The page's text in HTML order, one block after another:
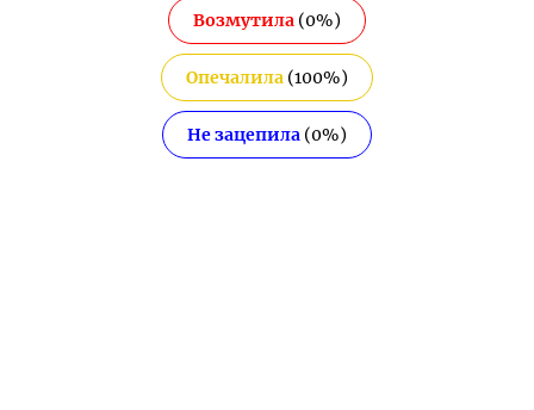
Возмутила (0%)
Опечалила (100%)
Не зацепила (0%)